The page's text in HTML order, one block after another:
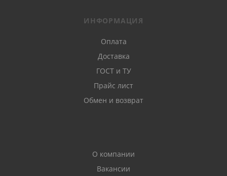
ИНФОРМАЦИЯ
Оплата
Доставка
ГОСТ и ТУ
Прайс лист
Обмен и возврат
О компании
Вакансии